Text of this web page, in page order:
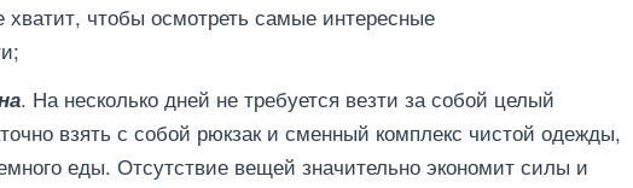
хватит, чтобы осмотреть самые интересные
. На несколько дней не требуется везти за собой целый
взять с собой рюкзак и сменный комплекс чистой одежды,
еды. Отсутствие вещей значительно экономит силы и